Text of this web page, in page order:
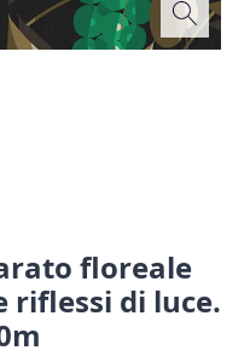
floreale
riflessi di luce.